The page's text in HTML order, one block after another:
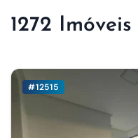
1272 Imóveis
#12515